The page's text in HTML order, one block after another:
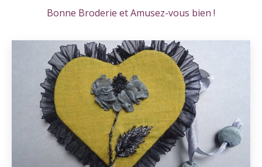
Bonne Broderie et Amusez-vous bien !